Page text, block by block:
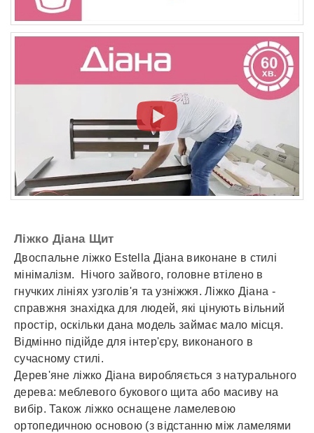
Ліжко Діана Щит
Двоспальне ліжко Estella Діана виконане в стилі
мінімалізм. Нічого зайвого, головне втілено в
гнучких лініях узголів'я та узніжжя. Ліжко Діана -
справжня знахідка для людей, які цінують вільний
простір, оскільки дана модель займає мало місця.
Відмінно підійде для інтер'єру, виконаного в
сучасному стилі.
Дерев'яне ліжко Діана виробляється з натурального
дерева: меблевого букового щита або масиву на
вибір. Також ліжко оснащене ламелевою
ортопедичною основою (з відстанню між ламелями